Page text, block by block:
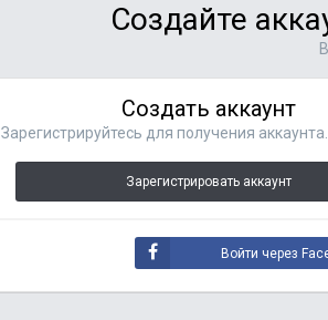
Создайте
Создать аккаунт
Зарегистрируйтесь для получения
Зарегистрировать аккаунт
Войти через